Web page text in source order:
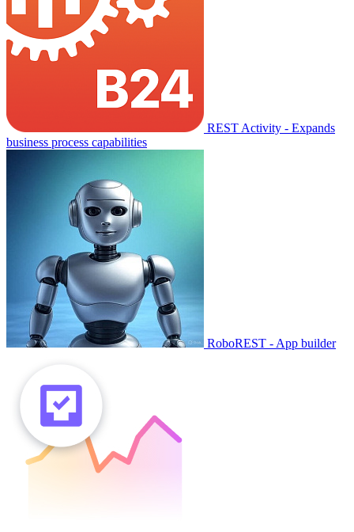
REST Activity - Expands
business process capabilities
RoboREST - App builder